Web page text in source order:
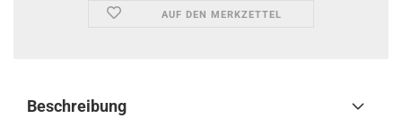
AUF DEN MERKZETTEL
Beschreibung